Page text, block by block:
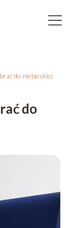
do niebieskiej
do